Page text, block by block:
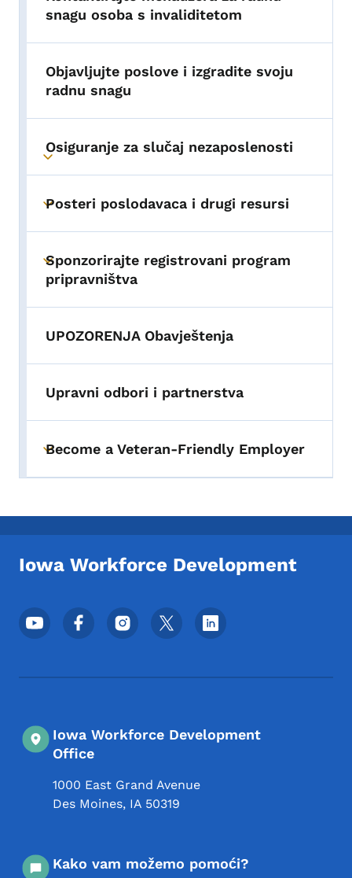
snagu osoba s invaliditetom
Objavljujte poslove i izgradite svoju
radnu snagu
Toggle submenu
Osiguranje za slučaj nezaposlenosti
Toggle submenu
Posteri poslodavaca i drugi resursi
Toggle submenu
Sponzorirajte registrovani program
pripravništva
UPOZORENJA Obavještenja
Upravni odbori i partnerstva
Toggle submenu
Become a Veteran-Friendly Employer
Iowa Workforce Development
Meni podnožja društvenih mrežaa
Iowa Workforce Development
Office
1000 East Grand Avenue
Des Moines, IA 50319
Kako vam možemo pomoći?